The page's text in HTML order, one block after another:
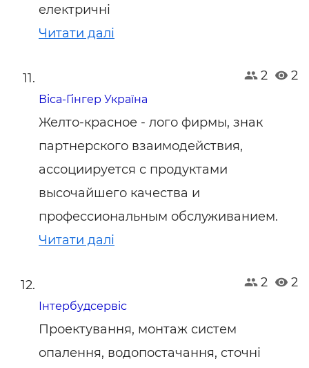
електричні
Читати далі
2 2
Віса-Гінгер Україна
Желто-красное - лого фирмы, знак
партнерского взаимодействия,
ассоциируется с продуктами
высочайшего качества и
профессиональным обслуживанием.
Читати далі
2 2
Інтербудсервіс
Проектування, монтаж систем
опалення, водопостачання, сточні